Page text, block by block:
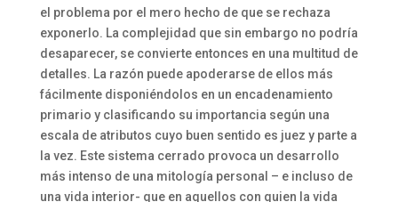
el problema por el mero hecho de que se rechaza
exponerlo. La complejidad que sin embargo no podría
desaparecer, se convierte entonces en una multitud de
detalles. La razón puede apoderarse de ellos más
fácilmente disponiéndolos en un encadenamiento
primario y clasificando su importancia según una
escala de atributos cuyo buen sentido es juez y parte a
la vez. Este sistema cerrado provoca un desarrollo
más intenso de una mitología personal – e incluso de
una vida interior- que en aquellos con quien la vida